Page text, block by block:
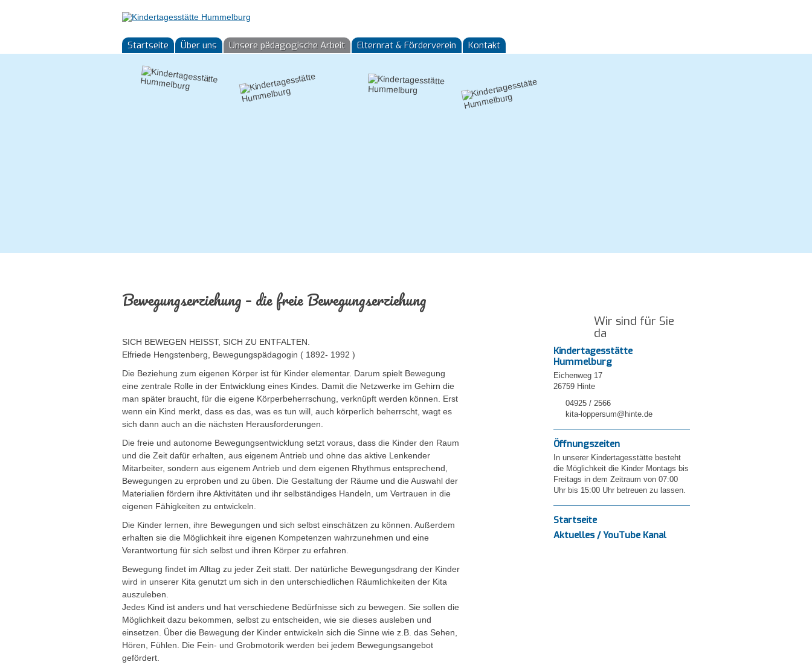
Startseite Über uns Unsere pädagogische Arbeit Elternrat & Förderverein Kontakt
Bewegungserziehung – die freie Bewegungserziehung
SICH BEWEGEN HEISST, SICH ZU ENTFALTEN.
Elfriede Hengstenberg, Bewegungspädagogin ( 1892- 1992 )
Die Beziehung zum eigenen Körper ist für Kinder elementar. Darum spielt Bewegung
eine zentrale Rolle in der Entwicklung eines Kindes. Damit die Netzwerke im Gehirn die
man später braucht, für die eigene Körperbeherrschung, verknüpft werden können. Erst
wenn ein Kind merkt, dass es das, was es tun will, auch körperlich beherrscht, wagt es
sich dann auch an die nächsten Herausforderungen.
Die freie und autonome Bewegungsentwicklung setzt voraus, dass die Kinder den Raum
und die Zeit dafür erhalten, aus eigenem Antrieb und ohne das aktive Lenkender
Mitarbeiter, sondern aus eigenem Antrieb und dem eigenen Rhythmus entsprechend,
Bewegungen zu erproben und zu üben. Die Gestaltung der Räume und die Auswahl der
Materialien fördern ihre Aktivitäten und ihr selbständiges Handeln, um Vertrauen in die
eigenen Fähigkeiten zu entwickeln.
Die Kinder lernen, ihre Bewegungen und sich selbst einschätzen zu können. Außerdem
erhalten sie die Möglichkeit ihre eigenen Kompetenzen wahrzunehmen und eine
Verantwortung für sich selbst und ihren Körper zu erfahren.
Bewegung findet im Alltag zu jeder Zeit statt. Der natürliche Bewegungsdrang der Kinder
wird in unserer Kita genutzt um sich in den unterschiedlichen Räumlichkeiten der Kita
auszuleben.
Jedes Kind ist anders und hat verschiedene Bedürfnisse sich zu bewegen. Sie sollen die
Möglichkeit dazu bekommen, selbst zu entscheiden, wie sie dieses ausleben und
einsetzen. Über die Bewegung der Kinder entwickeln sich die Sinne wie z.B. das Sehen,
Hören, Fühlen. Die Fein- und Grobmotorik werden bei jedem Bewegungsangebot
gefördert.
Wir sind für Sie
da
Kindertagesstätte
Hummelburg
Eichenweg 17
26759 Hinte
04925 / 2566
kita-loppersum@hinte.de
Öffnungszeiten
In unserer Kindertagesstätte besteht
die Möglichkeit die Kinder Montags bis
Freitags in dem Zeitraum von 07:00
Uhr bis 15:00 Uhr betreuen zu lassen.
Startseite
Aktuelles / YouTube Kanal